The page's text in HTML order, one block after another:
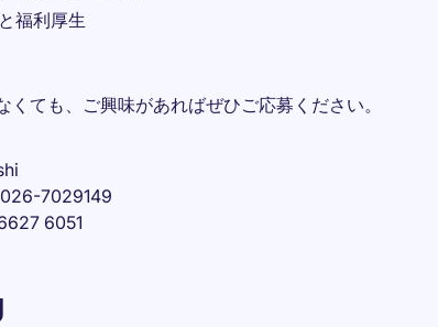
福利厚生
くても、ご興味があればぜひご応募ください。
7029149
6051